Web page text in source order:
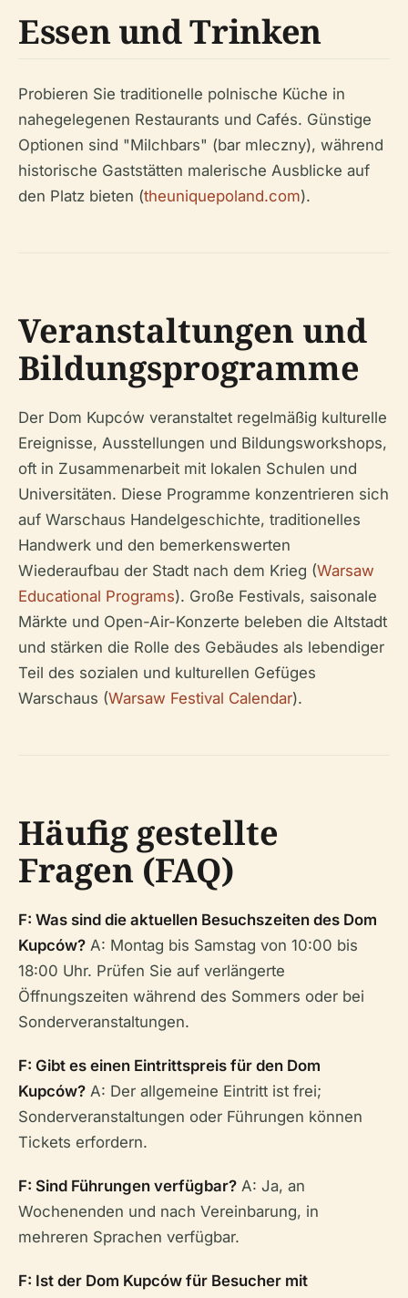
Essen und Trinken
Probieren Sie traditionelle polnische Küche in
nahegelegenen Restaurants und Cafés. Günstige
Optionen sind "Milchbars" (bar mleczny), während
historische Gaststätten malerische Ausblicke auf
den Platz bieten (theuniquepoland.com).
Veranstaltungen und
Bildungsprogramme
Der Dom Kupców veranstaltet regelmäßig kulturelle
Ereignisse, Ausstellungen und Bildungsworkshops,
oft in Zusammenarbeit mit lokalen Schulen und
Universitäten. Diese Programme konzentrieren sich
auf Warschaus Handelgeschichte, traditionelles
Handwerk und den bemerkenswerten
Wiederaufbau der Stadt nach dem Krieg (Warsaw
Educational Programs). Große Festivals, saisonale
Märkte und Open-Air-Konzerte beleben die Altstadt
und stärken die Rolle des Gebäudes als lebendiger
Teil des sozialen und kulturellen Gefüges
Warschaus (Warsaw Festival Calendar).
Häufig gestellte
Fragen (FAQ)
F: Was sind die aktuellen Besuchszeiten des Dom
Kupców? A: Montag bis Samstag von 10:00 bis
18:00 Uhr. Prüfen Sie auf verlängerte
Öffnungszeiten während des Sommers oder bei
Sonderveranstaltungen.
F: Gibt es einen Eintrittspreis für den Dom
Kupców? A: Der allgemeine Eintritt ist frei;
Sonderveranstaltungen oder Führungen können
Tickets erfordern.
F: Sind Führungen verfügbar? A: Ja, an
Wochenenden und nach Vereinbarung, in
mehreren Sprachen verfügbar.
F: Ist der Dom Kupców für Besucher mit